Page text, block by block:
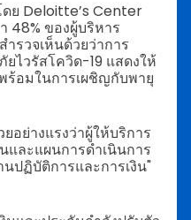
ย Deloitte’s Center
48% ของผู้บริหาร
รวจเห็นด้วยว่าการ
ไวรัสโควิด-19 แสดงให้
ร้อมในการเผชิญกับพายุ
อย่างแรงว่าผู้ให้บริการ
และแผนการดำเนินการ
ปฏิบัติการและการเงิน"